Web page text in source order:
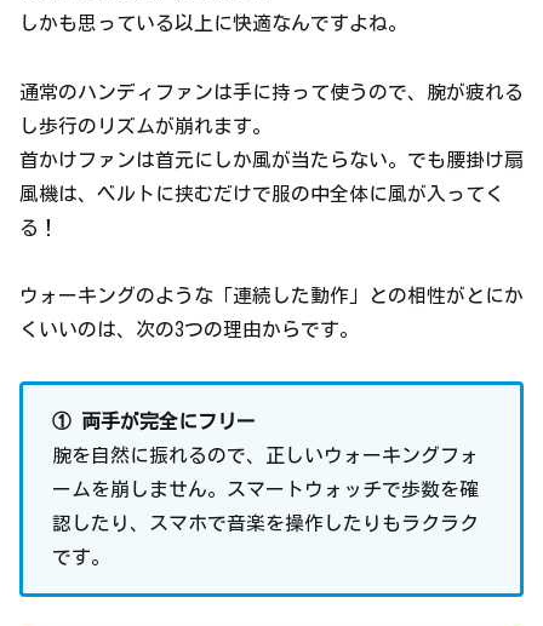
しかも思っている以上に快適なんですよね。
通常のハンディファンは手に持って使うので、腕が疲れる
し歩行のリズムが崩れます。
首かけファンは首元にしか風が当たらない。でも腰掛け扇
風機は、ベルトに挟むだけで服の中全体に風が入ってく
る！
ウォーキングのような「連続した動作」との相性がとにか
くいいのは、次の3つの理由からです。
① 両手が完全にフリー
腕を自然に振れるので、正しいウォーキングフォ
ームを崩しません。スマートウォッチで歩数を確
認したり、スマホで音楽を操作したりもラクラク
です。